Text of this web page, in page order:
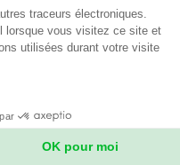
avion, vous
pour prendre votre
traceurs électroniques.
lorsque vous visitez ce site et
utilisées durant votre visite
OK pour moi